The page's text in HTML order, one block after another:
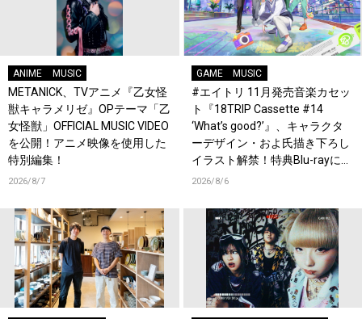
ANIME MUSIC
METANICK、TVアニメ『乙女怪
獣キャラメリゼ』OPテーマ「乙
女怪獣」OFFICIAL MUSIC VIDEO
を公開！アニメ映像を使用した
特別編集！
2026/8/7
GAME MUSIC
#エイトリ 11月発売音楽カセッ
ト『18TRIP Cassette #14
‘What’s good?’』、キャラクタ
ーデザイン・およ氏描き下ろし
イラスト解禁！特典Blu-rayには
『HAMAツアーズ全体会議』が
2026/8/6